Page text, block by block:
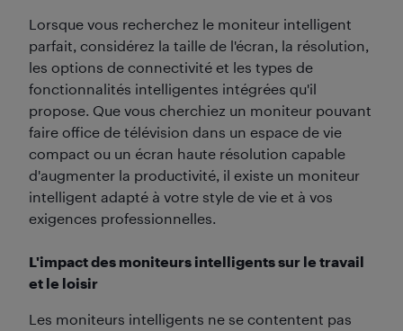
Lorsque vous recherchez le moniteur intelligent
parfait, considérez la taille de l'écran, la résolution,
les options de connectivité et les types de
fonctionnalités intelligentes intégrées qu'il
propose. Que vous cherchiez un moniteur pouvant
faire office de télévision dans un espace de vie
compact ou un écran haute résolution capable
d'augmenter la productivité, il existe un moniteur
intelligent adapté à votre style de vie et à vos
exigences professionnelles.
L'impact des moniteurs intelligents sur le travail
et le loisir
Les moniteurs intelligents ne se contentent pas